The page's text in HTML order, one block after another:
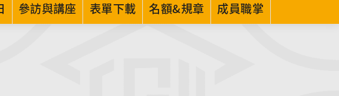
參訪與講座 表單下載 名額&規章 成員職掌